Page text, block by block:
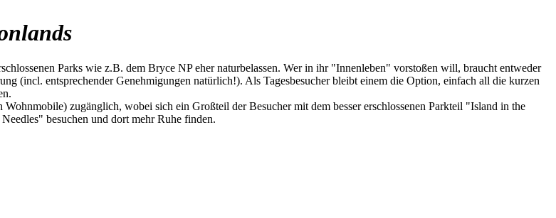
Parks wie z.B. dem Bryce NP eher naturbelassen. Wer in ihr "Innenleben" vorstoßen will, braucht entweder
(incl. entsprechender Genehmigungen natürlich!). Als Tagesbesucher bleibt einem die Option, einfach all die kurzen
zugänglich, wobei sich ein Großteil der Besucher mit dem besser erschlossenen Parkteil "Island in the
besuchen und dort mehr Ruhe finden.